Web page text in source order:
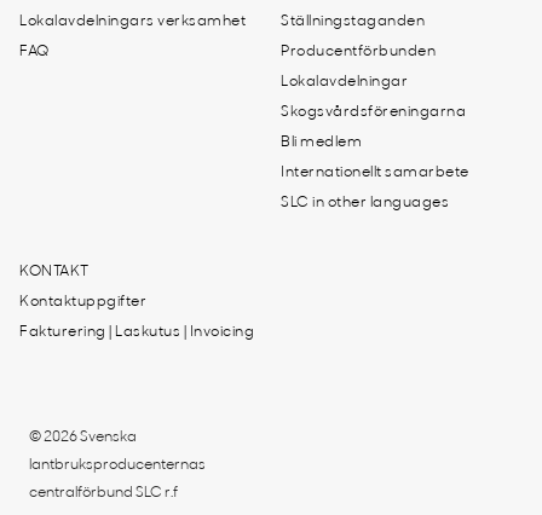
Lokalavdelningars verksamhet
FAQ
Ställningstaganden
Producentförbunden
Lokalavdelningar
Skogsvårdsföreningarna
Bli medlem
Internationellt samarbete
SLC in other languages
KONTAKT
Kontaktuppgifter
Fakturering | Laskutus | Invoicing
© 2026 Svenska
lantbruksproducenternas
centralförbund SLC r.f